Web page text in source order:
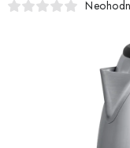
PRO HRÁČE
PŘEDVÁDĚCÍ